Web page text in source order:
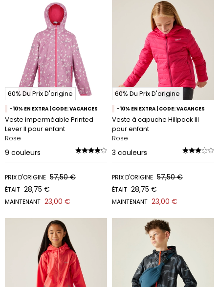
60% Du Prix D'origine
-10% EN EXTRA | CODE: VACANCES
Veste imperméable Printed
Lever II pour enfant
Rose
9 couleurs
PRIX D'ORIGINE 57,50 €
ÉTAIT 28,75 €
MAINTENANT 23,00 €
60% Du Prix D'origine
-10% EN EXTRA | CODE: VACANCES
Veste à capuche Hillpack III
pour enfant
Rose
3 couleurs
PRIX D'ORIGINE 57,50 €
ÉTAIT 28,75 €
MAINTENANT 23,00 €